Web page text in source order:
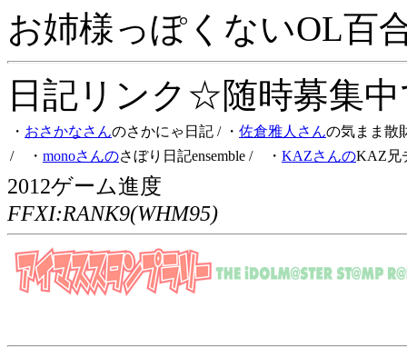
お姉様っぽくないOL百
日記リンク☆随時募集
・ おさかなさんのさかにゃ日記 / ・ 佐倉雅人さんの気まま散
/ ・ monoさんのさぼり日記ensemble / ・ KAZさんのKAZ兄
2012ゲーム進度
FFXI:RANK9(WHM95)